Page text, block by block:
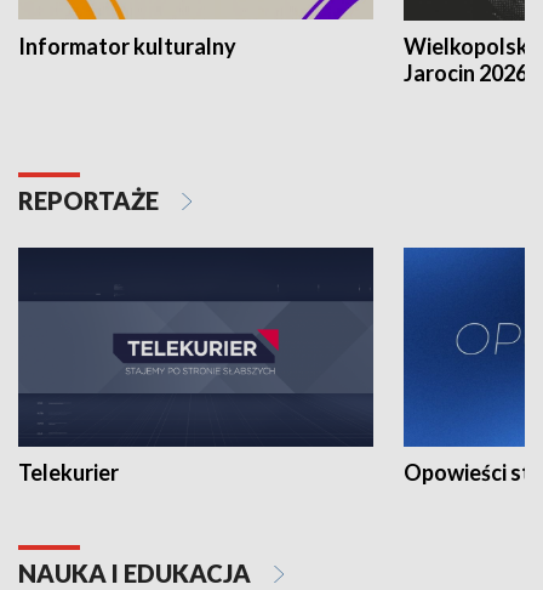
Informator kulturalny
Jarocin 2026
REPORTAŻE
Telekurier Opowieści
NAUKA I EDUKACJA